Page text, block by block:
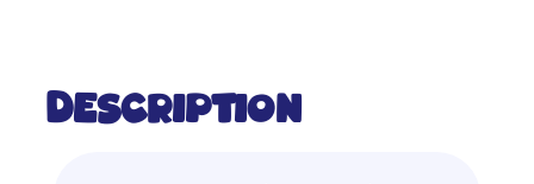
Description